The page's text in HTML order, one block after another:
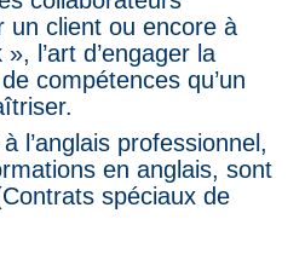
un client ou encore à
l’art d’engager la
compétences qu’un
l’anglais professionnel,
en anglais, sont
spéciaux de